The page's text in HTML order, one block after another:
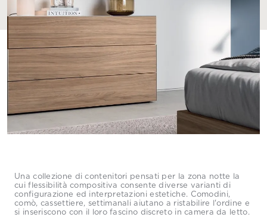
Una collezione di contenitori pensati per la zona notte la
cui flessibilità compositiva consente diverse varianti di
configurazione ed interpretazioni estetiche. Comodini,
comò, cassettiere, settimanali aiutano a ristabilire l'ordine e
si inseriscono con il loro fascino discreto in camera da letto.